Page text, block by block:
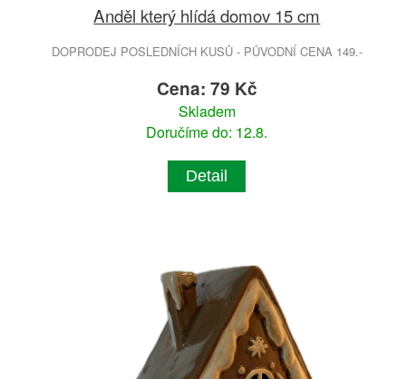
Anděl který hlídá domov 15 cm
DOPRODEJ POSLEDNÍCH KUSŮ - PŮVODNÍ CENA 149.-
Cena: 79 Kč
Skladem
Doručíme do: 12.8.
Detail